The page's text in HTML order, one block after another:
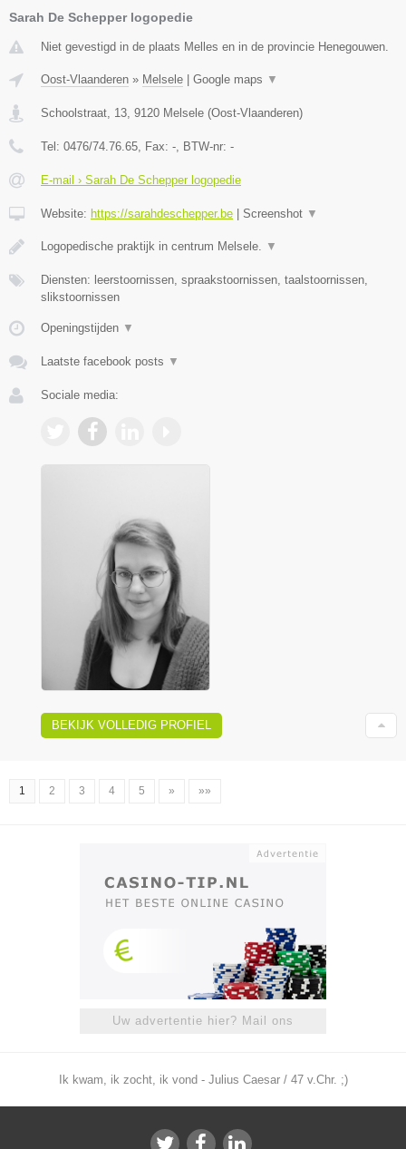
Sarah De Schepper logopedie
Niet gevestigd in de plaats Melles en in de provincie Henegouwen.
Oost-Vlaanderen » Melsele Google maps ▼
Schoolstraat, 13, 9120 Melsele (Oost-Vlaanderen)
Tel: 0476/74.76.65, Fax: -, BTW-nr: -
E-mail › Sarah De Schepper logopedie
Website: https://sarahdeschepper.be Screenshot ▼
Logopedische praktijk in centrum Melsele. ▼
Diensten: leerstoornissen, spraakstoornissen, taalstoornissen,
slikstoornissen
Openingstijden ▼
Laatste facebook posts ▼
Sociale media:
BEKIJK VOLLEDIG PROFIEL
1 2 3 4 5 » »»
Uw advertentie hier? Mail ons
Ik kwam, ik zocht, ik vond - Julius Caesar / 47 v.Chr. ;)